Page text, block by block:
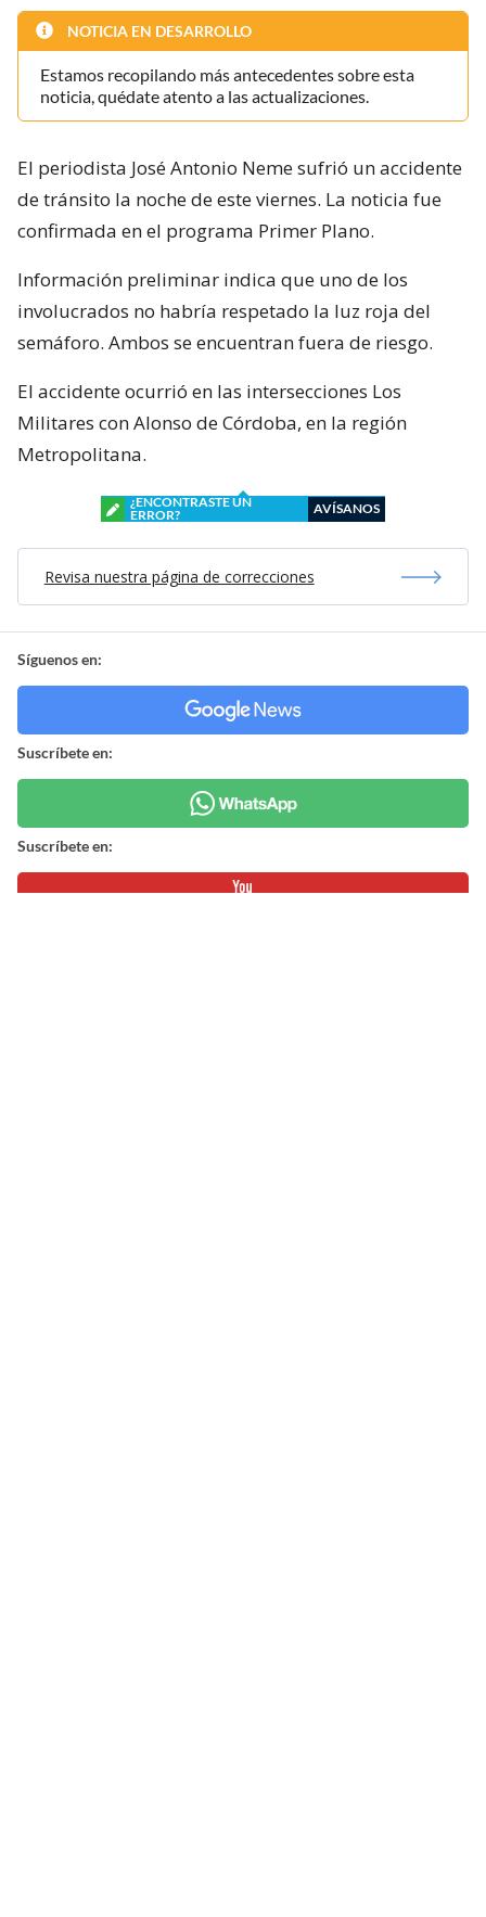
NOTICIA EN DESARROLLO
Estamos recopilando más antecedentes sobre esta
noticia, quédate atento a las actualizaciones.
El periodista José Antonio Neme sufrió un accidente
de tránsito la noche de este viernes. La noticia fue
confirmada en el programa Primer Plano.
Información preliminar indica que uno de los
involucrados no habría respetado la luz roja del
semáforo. Ambos se encuentran fuera de riesgo.
El accidente ocurrió en las intersecciones Los
Militares con Alonso de Córdoba, en la región
Metropolitana.
¿ENCONTRASTE UN
ERROR?
AVÍSANOS
Revisa nuestra página de correcciones
Síguenos en:
Suscríbete en:
Suscríbete en: